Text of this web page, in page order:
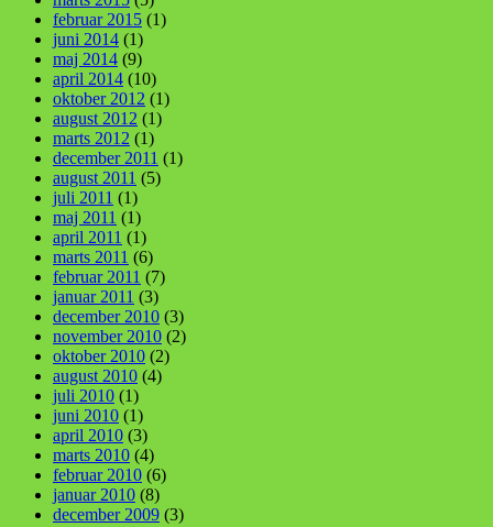
februar 2015 (1)
juni 2014 (1)
maj 2014 (9)
april 2014 (10)
oktober 2012 (1)
august 2012 (1)
marts 2012 (1)
december 2011 (1)
august 2011 (5)
juli 2011 (1)
maj 2011 (1)
april 2011 (1)
marts 2011 (6)
februar 2011 (7)
januar 2011 (3)
december 2010 (3)
november 2010 (2)
oktober 2010 (2)
august 2010 (4)
juli 2010 (1)
juni 2010 (1)
april 2010 (3)
marts 2010 (4)
februar 2010 (6)
januar 2010 (8)
december 2009 (3)